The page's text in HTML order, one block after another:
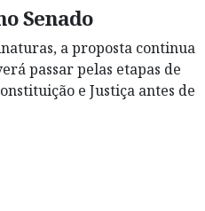
Senado
a proposta continua
passar pelas etapas de
e Justiça antes de